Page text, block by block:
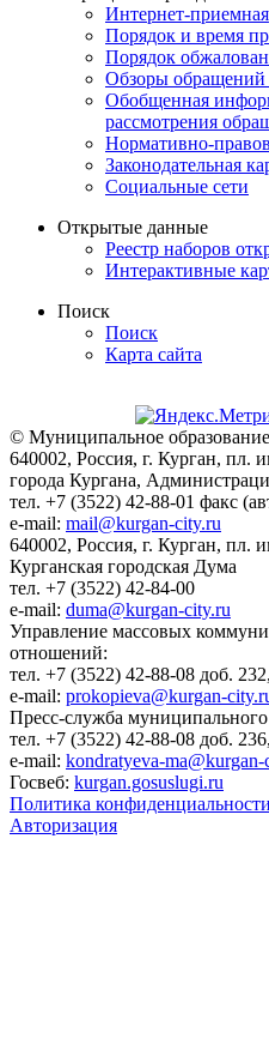
Интернет-приемная
Порядок и время
Порядок
Обзоры обращений
Обобщенная
рассмотрения
Нормативно-
Законодательная
Социальные сети
Открытые данные
Реестр наборов
Интерактивные
Поиск
Поиск
Карта сайта
© Муниципальное
640002, Россия, г. Курган,
города Кургана,
тел. +7 (3522) 42-88-01 факс
e-mail: mail@kurgan-city.ru
640002, Россия, г. Курган,
Курганская городская Дума
тел. +7 (3522) 42-84-00
e-mail: duma@kurgan-city.ru
Управление массовых
отношений:
тел. +7 (3522) 42-88-08 доб.
e-mail: prokopieva@kurgan-
Пресс-служба
тел. +7 (3522) 42-88-08 доб.
e-mail: kondratyeva-ma@kurgan-
Госвеб: kurgan.gosuslugi.ru
Политика конфиденциальности
Авторизация